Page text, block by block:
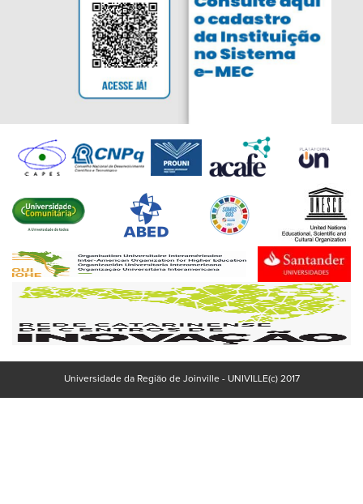
Universidade da Região de Joinville - UNIVILLE(c) 2017